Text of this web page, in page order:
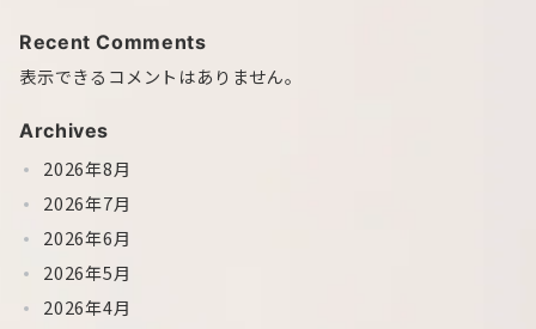
Recent Comments
表示できるコメントはありません。
Archives
2026年8月
2026年7月
2026年6月
2026年5月
2026年4月